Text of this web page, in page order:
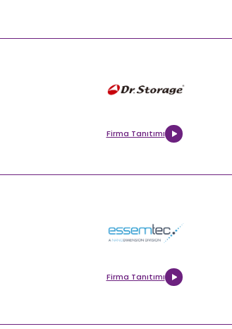
Firma Tanıtımı
Firma Tanıtımı